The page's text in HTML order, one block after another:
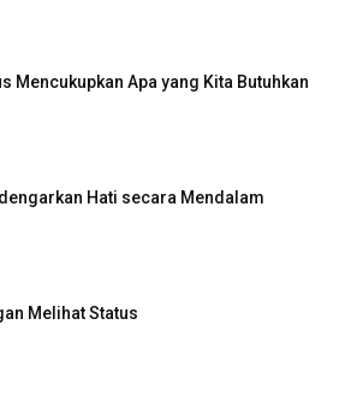
Mencukupkan Apa yang Kita Butuhkan
Hati secara Mendalam
Melihat Status